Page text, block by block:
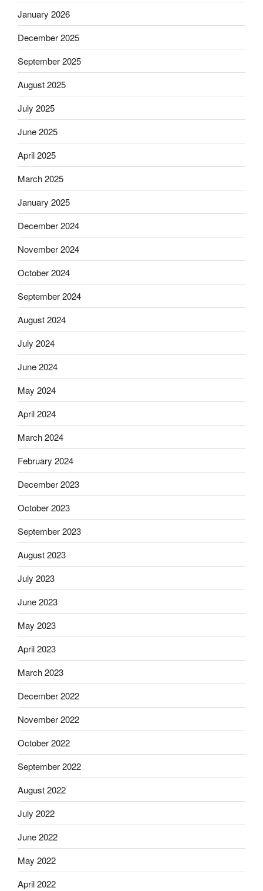
January 2026
December 2025
September 2025
August 2025
July 2025
June 2025
April 2025
March 2025
January 2025
December 2024
November 2024
October 2024
September 2024
August 2024
July 2024
June 2024
May 2024
April 2024
March 2024
February 2024
December 2023
October 2023
September 2023
August 2023
July 2023
June 2023
May 2023
April 2023
March 2023
December 2022
November 2022
October 2022
September 2022
August 2022
July 2022
June 2022
May 2022
April 2022